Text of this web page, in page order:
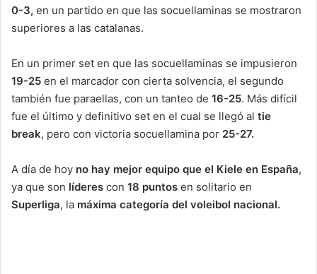
0-3, en un partido en que las socuellaminas se mostraron
superiores a las catalanas.
En un primer set en que las socuellaminas se impusieron
19-25 en el marcador con cierta solvencia, el segundo
también fue paraellas, con un tanteo de 16-25. Más difícil
fue el último y definitivo set en el cual se llegó al tie
break, pero con victoria socuellamina por 25-27.
A día de hoy no hay mejor equipo que el Kiele en España,
ya que son líderes con 18 puntos en solitario en
Superliga, la máxima categoría del voleibol nacional.